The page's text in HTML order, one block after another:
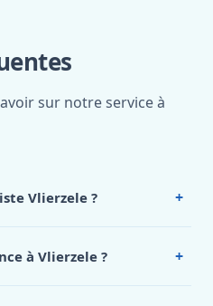
sur notre service à
Vlierzele ? +
24 26.à Vlierzele ? +